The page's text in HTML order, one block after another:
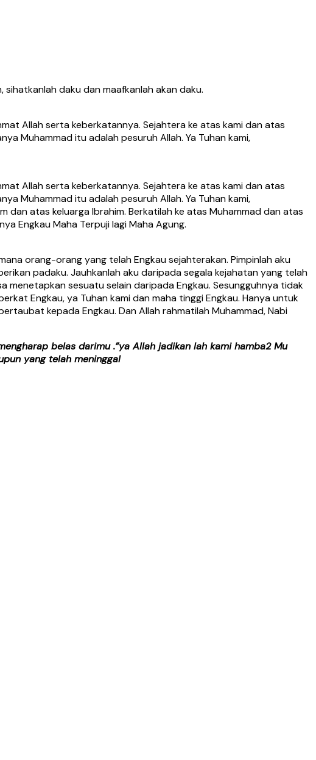
sihatkanlah daku dan maafkanlah akan daku.
Allah serta keberkatannya. Sejahtera ke atas kami dan atas
Muhammad itu adalah pesuruh Allah. Ya Tuhan kami,
Allah serta keberkatannya. Sejahtera ke atas kami dan atas
Muhammad itu adalah pesuruh Allah. Ya Tuhan kami,
dan atas keluarga Ibrahim. Berkatilah ke atas Muhammad dan atas
Engkau Maha Terpuji lagi Maha Agung.
orang-orang yang telah Engkau sejahterakan. Pimpinlah aku
padaku. Jauhkanlah aku daripada segala kejahatan yang telah
menetapkan sesuatu selain daripada Engkau. Sesungguhnya tidak
Engkau, ya Tuhan kami dan maha tinggi Engkau. Hanya untuk
kepada Engkau. Dan Allah rahmatilah Muhammad, Nabi
belas darimu .”ya Allah jadikan lah kami hamba2 Mu
yang telah meninggal